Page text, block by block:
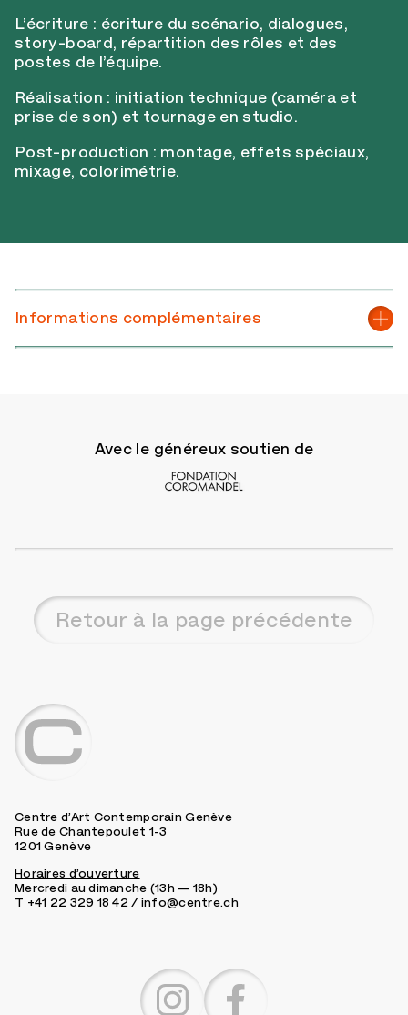
L’écriture : écriture du scénario, dialogues,
story-board, répartition des rôles et des
postes de l’équipe.
Réalisation : initiation technique (caméra et
prise de son) et tournage en studio.
Post-production : montage, effets spéciaux,
mixage, colorimétrie.
Informations complémentaires
Avec le généreux soutien de
Retour à la page précédente
Centre d’Art Contemporain Genève
Rue de Chantepoulet 1-3
1201 Genève
Horaires d’ouverture
Mercredi au dimanche (13h — 18h)
T +41 22 329 18 42 / info@centre.ch